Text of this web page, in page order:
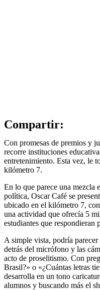
Compartir:
Con promesas de premios y
recorre instituciones
entretenimiento. Esta vez, le
kilómetro 7.
En lo que parece una mezcla
política, Oscar Café se
ubicado en el kilómetro 7,
una actividad que ofrecía 5
estudiantes que respondieran
A simple vista, podría
detrás del micrófono y las
acto de proselitismo. Con
Brasil?» o «¿Cuántas letras
desarrolla en un tono
alumnos y buscando más el